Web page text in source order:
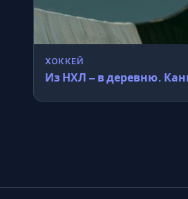
ХОККЕЙ
Из НХЛ – в деревню.